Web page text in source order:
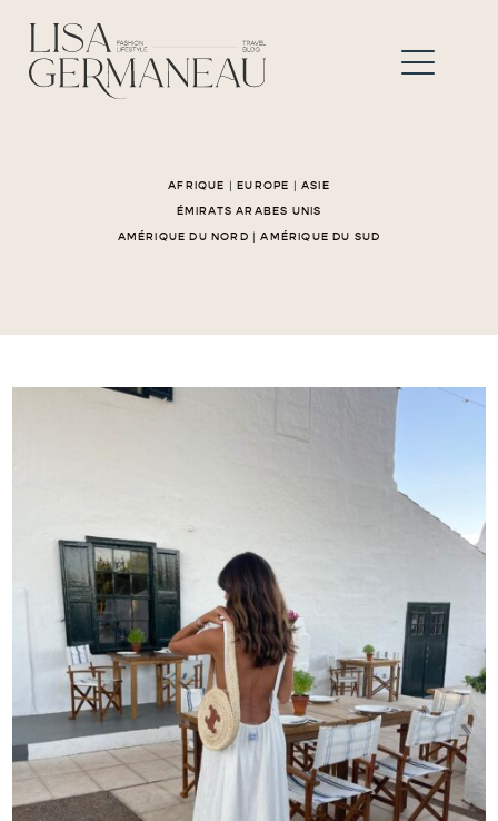
AFRIQUE |EUROPE | ASIE
ÉMIRATS ARABES UNIS
AMÉRIQUE DU NORD |AMÉRIQUE DU SUD